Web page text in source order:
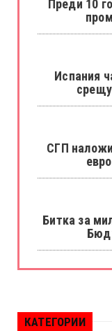
Преди 10
Испания
СГП
Битка за
КАТЕГОРИИ